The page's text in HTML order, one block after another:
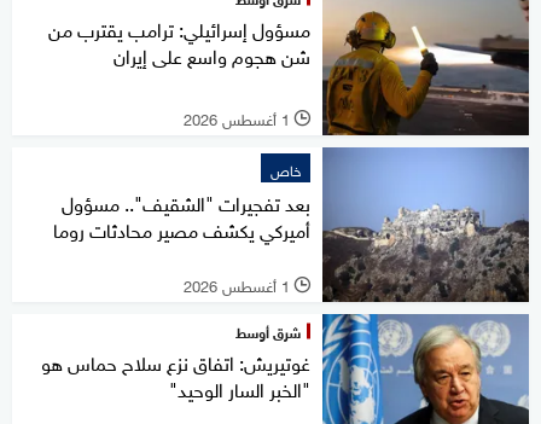
مسؤول إسرائيلي: ترامب يقترب من
شن هجوم واسع على إيران
l 1 أغسطس 2026
خاص
بعد تفجيرات "الشقيف".. مسؤول
أميركي يكشف مصير محادثات روما
l 1 أغسطس 2026
شرق أوسط
غوتيريش: اتفاق نزع سلاح حماس هو
"الخبر السار الوحيد"